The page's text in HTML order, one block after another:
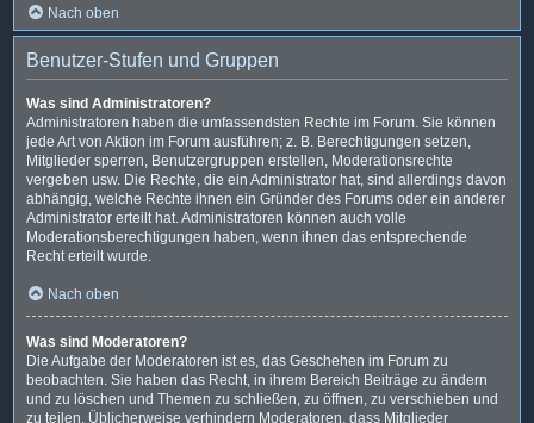
Nach oben
Benutzer-Stufen und Gruppen
Was sind Administratoren?
Administratoren haben die umfassendsten Rechte im Forum. Sie können
jede Art von Aktion im Forum ausführen; z. B. Berechtigungen setzen,
Mitglieder sperren, Benutzergruppen erstellen, Moderationsrechte
vergeben usw. Die Rechte, die ein Administrator hat, sind allerdings davon
abhängig, welche Rechte ihnen ein Gründer des Forums oder ein anderer
Administrator erteilt hat. Administratoren können auch volle
Moderationsberechtigungen haben, wenn ihnen das entsprechende
Recht erteilt wurde.
Nach oben
Was sind Moderatoren?
Die Aufgabe der Moderatoren ist es, das Geschehen im Forum zu
beobachten. Sie haben das Recht, in ihrem Bereich Beiträge zu ändern
und zu löschen und Themen zu schließen, zu öffnen, zu verschieben und
zu teilen. Üblicherweise verhindern Moderatoren, dass Mitglieder